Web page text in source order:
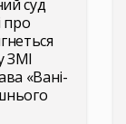
суд
про
ЗМІ
«Вані-